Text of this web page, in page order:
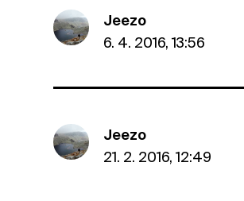
Jeezo
6. 4. 2016, 13:56
Jeezo
21. 2. 2016, 12:49